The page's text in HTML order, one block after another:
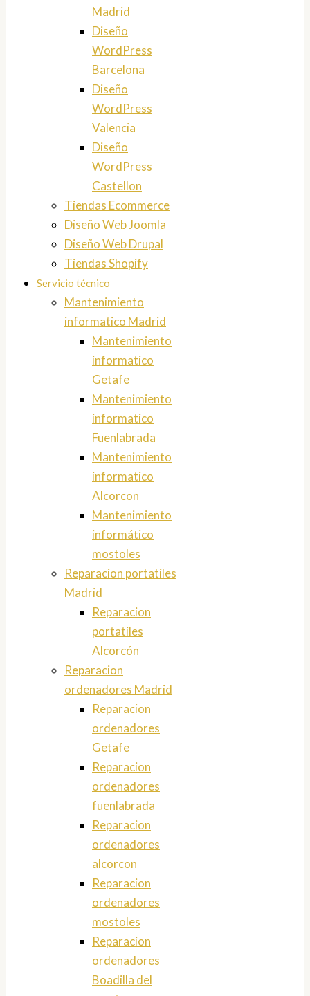
Madrid
Diseño
WordPress
Barcelona
Diseño
WordPress
Valencia
Diseño
WordPress
Castellon
Tiendas Ecommerce
Diseño Web Joomla
Diseño Web Drupal
Tiendas Shopify
Servicio técnico
Mantenimiento
informatico Madrid
Mantenimiento
informatico
Getafe
Mantenimiento
informatico
Fuenlabrada
Mantenimiento
informatico
Alcorcon
Mantenimiento
informático
mostoles
Reparacion portatiles
Madrid
Reparacion
portatiles
Alcorcón
Reparacion
ordenadores Madrid
Reparacion
ordenadores
Getafe
Reparacion
ordenadores
fuenlabrada
Reparacion
ordenadores
alcorcon
Reparacion
ordenadores
mostoles
Reparacion
ordenadores
Boadilla del